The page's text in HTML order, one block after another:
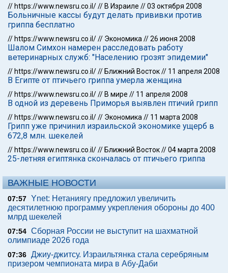
// https://www.newsru.co.il/// В Израиле //03 октября 2008
Больничные кассы будут делать прививки против
гриппа бесплатно
// https://www.newsru.co.il/// Экономика //26 июня 2008
Шалом Симхон намерен расследовать работу
ветеринарных служб: "Населению грозят эпидемии"
// https://www.newsru.co.il/// Ближний Восток// 11 апреля 2008
В Египте от птичьего гриппа умерла женщина
// https://www.newsru.co.il/// В мире // 11 апреля 2008
В одной из деревень Приморья выявлен птичий грипп
// https://www.newsru.co.il/// Экономика // 11 марта 2008
Грипп уже причинил израильской экономике ущерб в
672,8 млн. шекелей
// https://www.newsru.co.il/// Ближний Восток//04 марта 2008
25-летняя египтянка скончалась от птичьего гриппа
ВАЖНЫЕ НОВОСТИ
07:57 Ynet: Нетаниягу предложил увеличить
десятилетнюю программу укрепления обороны до 400
млрд шекелей
07:54 Сборная России не выступит на шахматной
олимпиаде 2026 года
07:36 Джиу-джитсу. Израильтянка стала серебряным
призером чемпионата мира в Абу-Даби